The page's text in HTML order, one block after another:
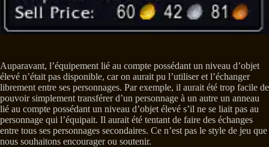
Auparavant, l’équipement lié au compte possédant un niveau d’objet
élevé n’était pas disponible, car on aurait pu l’utiliser et l’échanger
librement entre ses personnages. Par exemple, il aurait été trop facile de
pouvoir simplement transférer d’un personnage à un autre un anneau
lié au compte possédant un niveau d’objet élevé s’il ne se liait pas au
personnage qui l’équipait. Il aurait été tentant de faire des échanges
entre tous ses personnages secondaires. Ce n’est pas le style de jeu que
nous souhaitons encourager ou soutenir.